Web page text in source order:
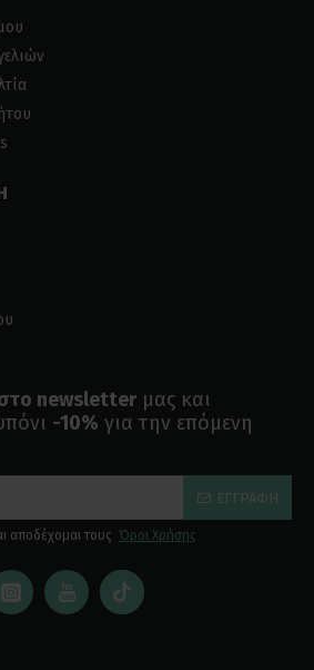
newsletter μας και
-10% για την επόμενη
ΕΓΓΡΑΦΉ
αποδέχομαι τους Όροι Χρήσης